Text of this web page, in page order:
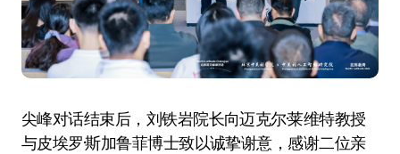
尖峰对话结束后，刘铁岩院长向迈克尔·莱维特教授
与皮埃罗·斯加鲁菲博士致以诚挚谢意，感谢二位亲